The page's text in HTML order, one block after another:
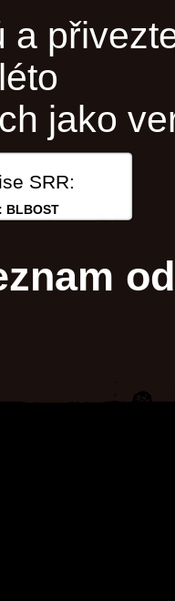
a
jako
SRR:
BLBOST